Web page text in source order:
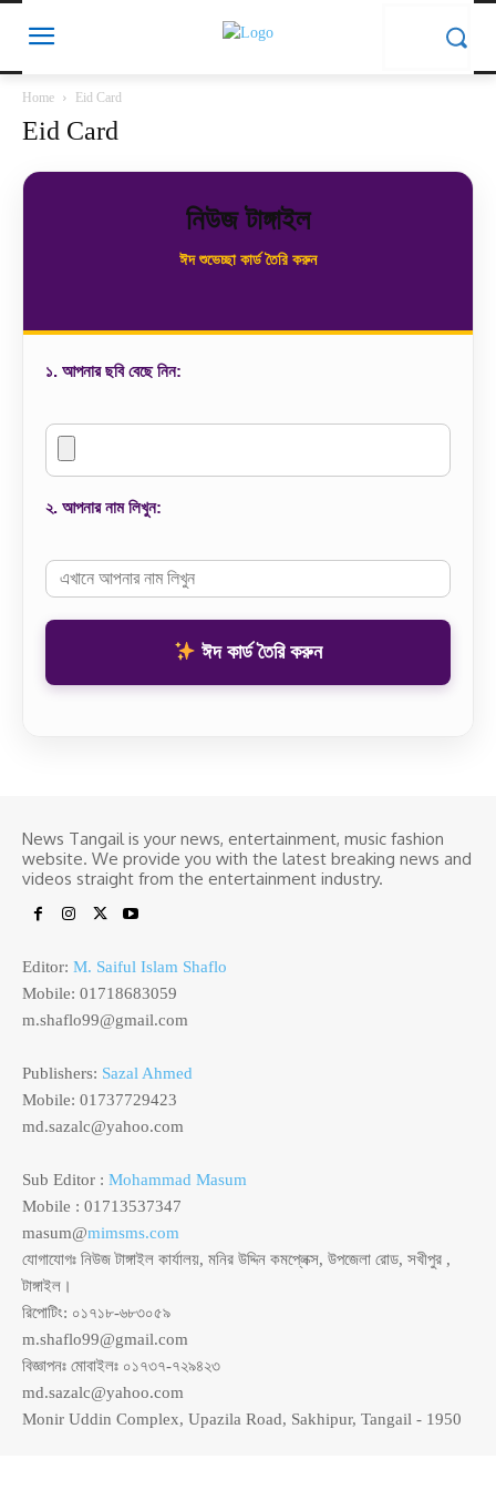
Home Eid Card
Eid Card
নিউজ টাঙ্গাইল
ঈদ শুভেচ্ছা কার্ড তৈরি করুন
১. আপনার ছবি বেছে নিন:
২. আপনার নাম লিখুন:
ঈদ কার্ড তৈরি করুন
News Tangail is your news, entertainment, music fashion
website. We provide you with the latest breaking news and
videos straight from the entertainment industry.
Editor: M. Saiful Islam Shaflo
Mobile: 01718683059
m.shaflo99@gmail.com
Publishers: Sazal Ahmed
Mobile: 01737729423
md.sazalc@yahoo.com
Sub Editor : Mohammad Masum
Mobile : 01713537347
masum@mimsms.com
যোগাযোগঃ নিউজ টাঙ্গাইল কার্যালয়, মনির উদ্দিন কমপ্লেক্স, উপজেলা রোড, সখীপুর ,
টাঙ্গাইল।
রিপোটিং: ০১৭১৮-৬৮৩০৫৯
m.shaflo99@gmail.com
বিজ্ঞাপনঃ মোবাইলঃ ০১৭৩৭-৭২৯৪২৩
md.sazalc@yahoo.com
Monir Uddin Complex, Upazila Road, Sakhipur, Tangail - 1950